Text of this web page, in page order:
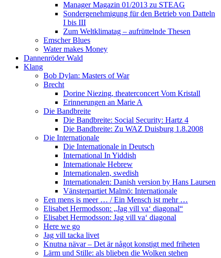
Manager Magazin 01/2013 zu STEAG
Sondergenehmigung für den Betrieb von Datteln
I bis III
Zum Weltklimatag – aufrüttelnde Thesen
Emscher Blues
Water makes Money
Dannenröder Wald
Klang
Bob Dylan: Masters of War
Brecht
Dorine Niezing, theaterconcert Vom Kristall
Erinnerungen an Marie A
Die Bandbreite
Die Bandbreite: Social Security: Hartz 4
Die Bandbreite: Zu WAZ Duisburg 1.8.2008
Die Internationale
Die Internationale in Deutsch
International In Yiddish
Internationale Hebrew
Internationalen, swedish
Internationalen: Danish version by Hans Laursen
Vänsterpartiet Malmö: Internationale
Een mens is meer … / Ein Mensch ist mehr …
Elisabet Hermodsson: „Jag vill va‘ diagonal“
Elisabet Hermodsson: Jag vill va‘ diagonal
Here we go
Jag vill tacka livet
Knutna nävar – Det är något konstigt med friheten
Lärm und Stille: als blieben die Wolken stehen